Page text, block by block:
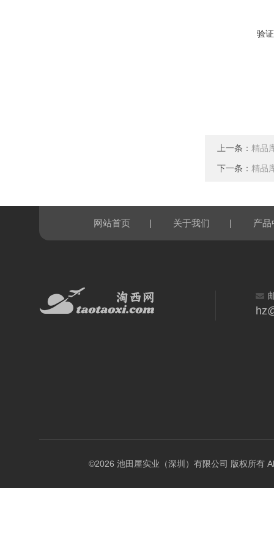
验
上一条： 精品
下一条： 精品
网站首页 | 关于我们 | 产品
©2026 池田屋实业（深圳）有限公司 版权所有